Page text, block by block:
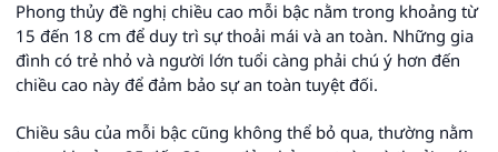
Phong thủy đề nghị chiều cao mỗi bậc nằm trong khoảng từ
15 đến 18 cm để duy trì sự thoải mái và an toàn. Những gia
đình có trẻ nhỏ và người lớn tuổi càng phải chú ý hơn đến
chiều cao này để đảm bảo sự an toàn tuyệt đối.
Chiều sâu của mỗi bậc cũng không thể bỏ qua, thường nằm